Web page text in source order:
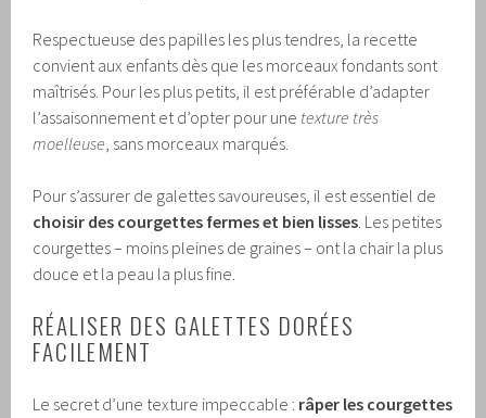
Respectueuse des papilles les plus tendres, la recette
convient aux enfants dès que les morceaux fondants sont
maîtrisés. Pour les plus petits, il est préférable d’adapter
l’assaisonnement et d’opter pour une texture très
moelleuse, sans morceaux marqués.
Pour s’assurer de galettes savoureuses, il est essentiel de
choisir des courgettes fermes et bien lisses. Les petites
courgettes – moins pleines de graines – ont la chair la plus
douce et la peau la plus fine.
RÉALISER DES GALETTES DORÉES
FACILEMENT
Le secret d’une texture impeccable : râper les courgettes